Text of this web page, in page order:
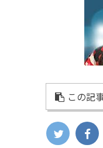
この記